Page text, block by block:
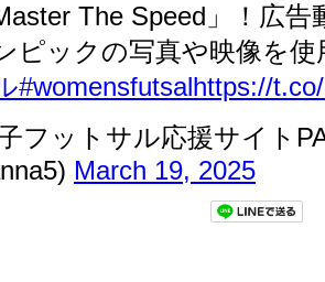
The Speed」！広告
ピックの写真や映像を使
#womensfutsalhttps://
フットサル応援サイト
March 19, 2025